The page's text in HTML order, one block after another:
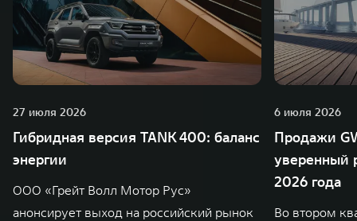
27 июля 2026
Гибридная версия TANK 400: баланс
энергии
ООО «Грейт Волл Мотор Рус»
анонсирует выход на российский рынок
6 июля 2026
Продажи
уверенный
2026 года
Во втором